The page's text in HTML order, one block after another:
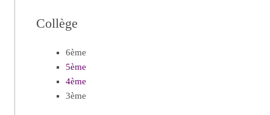
Collège
6ème
5ème
4ème
3ème